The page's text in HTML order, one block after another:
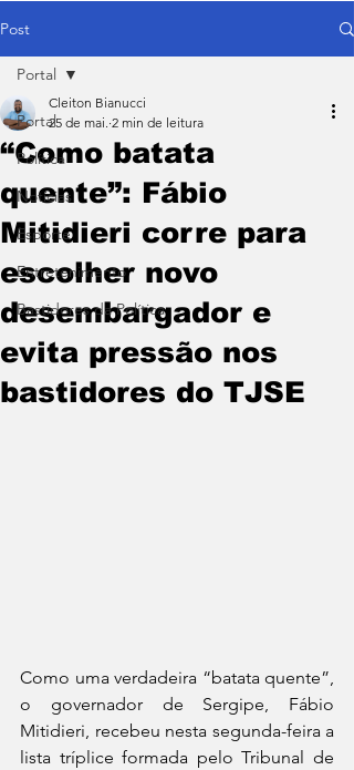
Post
Portal
Política
Notícias
Esporte
Entretenimento
Bastidores da Política
Portal
“Como batata
quente”: Fábio
Mitidieri corre para
escolher novo
desembargador e
evita pressão nos
bastidores do TJSE
Cleiton Bianucci
25 de mai. 2 min de leitura
Como uma verdadeira “batata quente”,
o governador de Sergipe, Fábio
Mitidieri, recebeu nesta segunda-feira a
lista tríplice formada pelo Tribunal de